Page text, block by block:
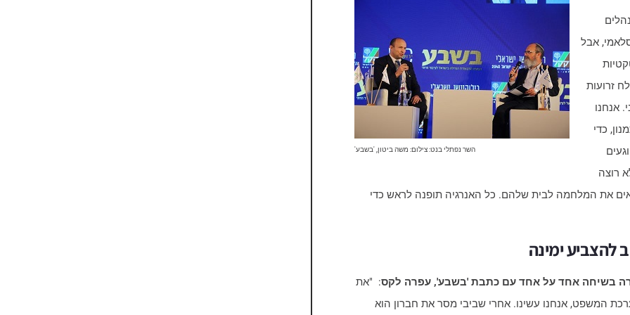
השר נפתלי בנט: צילום: משה ביטון, 'בשבע'
אבל
זרועות
אנחנו
כדי
רוצה
או צוק איתן 14.​ אנחנו מביאים את המלחמה לבית שלהם.​ כל האנרגיה תופנה לראש כדי
להצביע ימינה
בשיחה אחד על אחד עם כתבת 'בשבע', עפרה לקס: "את
המשפט, אנחנו עשינו. אחרי שביבי מסר את חברון הוא